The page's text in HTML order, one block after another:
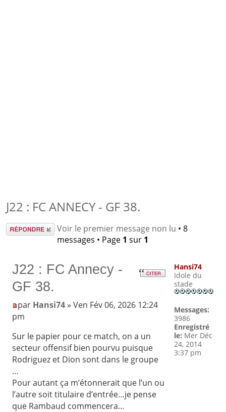
J22 : FC ANNECY - GF 38.
Répondre Voir le premier message non lu • 8
messages • Page 1 sur 1
J22 : FC Annecy -
GF 38.
par Hansi74» Ven Fév 06, 2026 12:24
pm
Sur le papier pour ce match, on a un
secteur offensif bien pourvu puisque
Rodriguez et Dion sont dans le groupe
…
Pour autant ça m’étonnerait que l’un ou
l’autre soit titulaire d’entrée…je pense
que Rambaud commencera…
Hansi74
Idole du
stade
Messages:
3986
Enregistré
le: Mer Déc
24, 2014
3:37 pm